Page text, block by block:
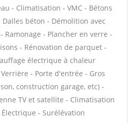
- Climatisation - VMC - Bétons
béton - Démolition avec
Ramonage - Plancher en verre -
- Rénovation de parquet -
électrique à chaleur
- Porte d'entrée - Gros
construction garage, etc) -
TV et satellite - Climatisation
- Surélévation